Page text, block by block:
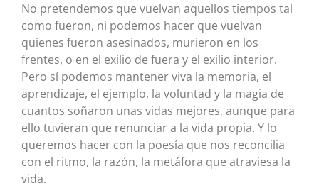
No pretendemos que vuelvan aquellos tiempos tal
como fueron, ni podemos hacer que vuelvan
quienes fueron asesinados, murieron en los
frentes, o en el exilio de fuera y el exilio interior.
Pero sí podemos mantener viva la memoria, el
aprendizaje, el ejemplo, la voluntad y la magia de
cuantos soñaron unas vidas mejores, aunque para
ello tuvieran que renunciar a la vida propia. Y lo
queremos hacer con la poesía que nos reconcilia
con el ritmo, la razón, la metáfora que atraviesa la
vida.